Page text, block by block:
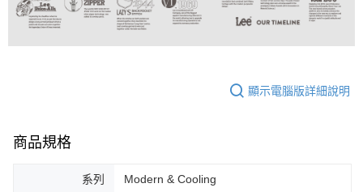
顯示電腦版詳細說明
商品規格
系列 Modern & Cooling